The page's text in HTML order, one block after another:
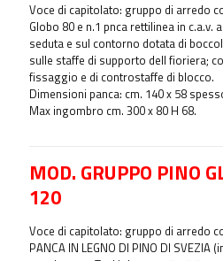
Voce di capitolato: gruppo di arredo
Globo 80 e n.1 pnca rettilinea in c.a.v.
seduta e sul contorno dotata di
sulle staffe di supporto dell fioriera;
fissaggio e di controstaffe di blocco.
Dimensioni panca: cm. 140 x 58
Max ingombro cm. 300 x 80 H 68.
MOD. GRUPPO PINO
120
Voce di capitolato: gruppo di arredo
PANCA IN LEGNO DI PINO DI